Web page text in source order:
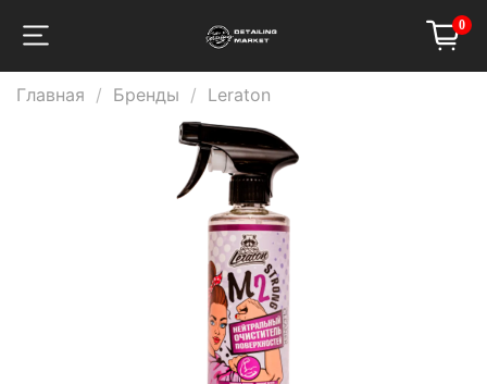
0
Главная Бренды Leraton